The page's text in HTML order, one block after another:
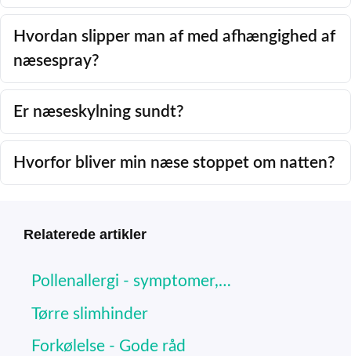
Hvordan slipper man af med afhængighed af
næsespray?
Er næseskylning sundt?
Hvorfor bliver min næse stoppet om natten?
Relaterede artikler
Pollenallergi - symptomer,…
Tørre slimhinder
Forkølelse - Gode råd